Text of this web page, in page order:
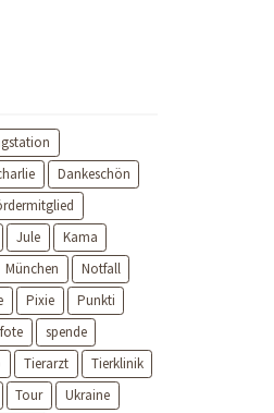
Dankeschön
Jule
Kama
München
Notfall
Pixie
Punkti
spende
Tierarzt
Tierklinik
Tour
Ukraine